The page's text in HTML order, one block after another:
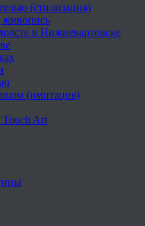
(стилизация)
живопись
в Нижневартовске
(имитация)
Touch Art